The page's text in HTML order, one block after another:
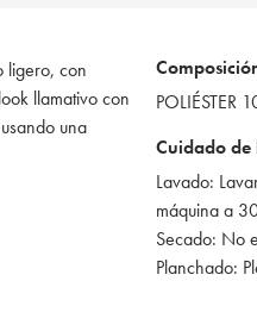
ligero, con
llamativo con
una
POLIÉSTER
Cuidado
Lavado:
máquina a
Secado: No
Planchado: